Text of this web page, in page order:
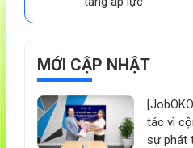
MỚI CẬP NHẬT
tác vì
sự phát